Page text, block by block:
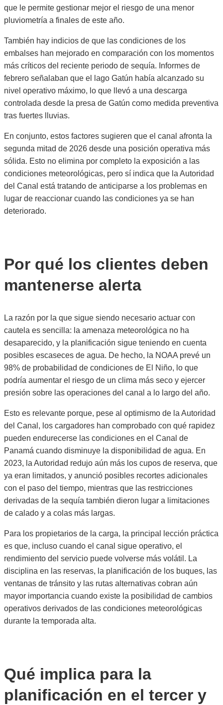
que le permite gestionar mejor el riesgo de una menor
pluviometría a finales de este año.
También hay indicios de que las condiciones de los
embalses han mejorado en comparación con los momentos
más críticos del reciente periodo de sequía. Informes de
febrero señalaban que el lago Gatún había alcanzado su
nivel operativo máximo, lo que llevó a una descarga
controlada desde la presa de Gatún como medida preventiva
tras fuertes lluvias.
En conjunto, estos factores sugieren que el canal afronta la
segunda mitad de 2026 desde una posición operativa más
sólida. Esto no elimina por completo la exposición a las
condiciones meteorológicas, pero sí indica que la Autoridad
del Canal está tratando de anticiparse a los problemas en
lugar de reaccionar cuando las condiciones ya se han
deteriorado.
Por qué los clientes deben
mantenerse alerta
La razón por la que sigue siendo necesario actuar con
cautela es sencilla: la amenaza meteorológica no ha
desaparecido, y la planificación sigue teniendo en cuenta
posibles escaseces de agua. De hecho, la NOAA prevé un
98% de probabilidad de condiciones de El Niño, lo que
podría aumentar el riesgo de un clima más seco y ejercer
presión sobre las operaciones del canal a lo largo del año.
Esto es relevante porque, pese al optimismo de la Autoridad
del Canal, los cargadores han comprobado con qué rapidez
pueden endurecerse las condiciones en el Canal de
Panamá cuando disminuye la disponibilidad de agua. En
2023, la Autoridad redujo aún más los cupos de reserva, que
ya eran limitados, y anunció posibles recortes adicionales
con el paso del tiempo, mientras que las restricciones
derivadas de la sequía también dieron lugar a limitaciones
de calado y a colas más largas.
Para los propietarios de la carga, la principal lección práctica
es que, incluso cuando el canal sigue operativo, el
rendimiento del servicio puede volverse más volátil. La
disciplina en las reservas, la planificación de los buques, las
ventanas de tránsito y las rutas alternativas cobran aún
mayor importancia cuando existe la posibilidad de cambios
operativos derivados de las condiciones meteorológicas
durante la temporada alta.
Qué implica para la
planificación en el tercer y